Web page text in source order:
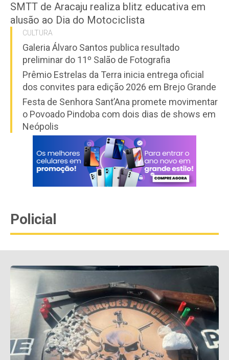
SMTT de Aracaju realiza blitz educativa em
alusão ao Dia do Motociclista
CULTURA
Galeria Álvaro Santos publica resultado
preliminar do 11º Salão de Fotografia
Prêmio Estrelas da Terra inicia entrega oficial
dos convites para edição 2026 em Brejo Grande
Festa de Senhora Sant’Ana promete movimentar
o Povoado Pindoba com dois dias de shows em
Neópolis
Policial